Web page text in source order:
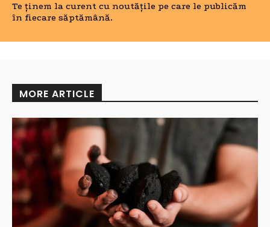
Te ținem la curent cu noutățile pe care le publicăm
în fiecare săptămână.
MORE ARTICLE